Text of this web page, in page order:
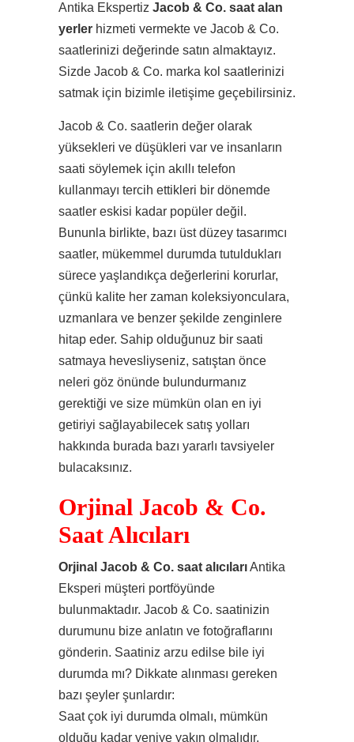
Antika Ekspertiz Jacob & Co. saat alan
yerler hizmeti vermekte ve Jacob & Co.
saatlerinizi değerinde satın almaktayız.
Sizde Jacob & Co. marka kol saatlerinizi
satmak için bizimle iletişime geçebilirsiniz.
Jacob & Co. saatlerin değer olarak
yüksekleri ve düşükleri var ve insanların
saati söylemek için akıllı telefon
kullanmayı tercih ettikleri bir dönemde
saatler eskisi kadar popüler değil.
Bununla birlikte, bazı üst düzey tasarımcı
saatler, mükemmel durumda tutuldukları
sürece yaşlandıkça değerlerini korurlar,
çünkü kalite her zaman koleksiyonculara,
uzmanlara ve benzer şekilde zenginlere
hitap eder. Sahip olduğunuz bir saati
satmaya hevesliyseniz, satıştan önce
neleri göz önünde bulundurmanız
gerektiği ve size mümkün olan en iyi
getiriyi sağlayabilecek satış yolları
hakkında burada bazı yararlı tavsiyeler
bulacaksınız.
Orjinal Jacob & Co.
Saat Alıcıları
Orjinal Jacob & Co. saat alıcılarıAntika
Eksperi müşteri portföyünde
bulunmaktadır. Jacob & Co. saatinizin
durumunu bize anlatın ve fotoğraflarını
gönderin. Saatiniz arzu edilse bile iyi
durumda mı? Dikkate alınması gereken
bazı şeyler şunlardır:
Saat çok iyi durumda olmalı, mümkün
olduğu kadar yeniye yakın olmalıdır.